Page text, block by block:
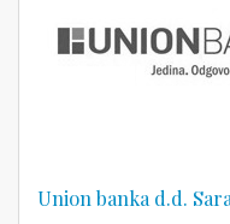
Union banka d.d.